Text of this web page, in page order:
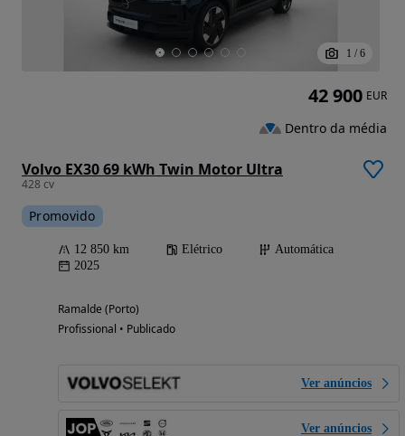
1 / 6
Volvo EX30 69 kWh Twin Motor Ultra
428 cv
Promovido
12 850 km Elétrico
Automática
2025
Ramalde (Porto)
Profissional • Publicado
Ver anúncios
Ver anúncios
42 900 EUR
Dentro da média